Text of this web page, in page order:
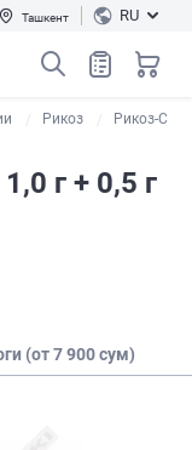
Ташкент RU
Рикоз Рикоз-С
г + 0,5 г
(от 7 900 сум)